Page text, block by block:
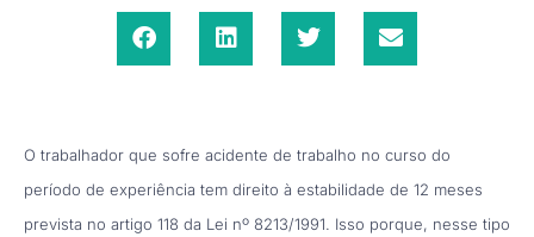
O trabalhador que sofre acidente de trabalho no curso do
período de experiência tem direito à estabilidade de 12 meses
prevista no artigo 118 da Lei nº 8213/1991. Isso porque, nesse tipo